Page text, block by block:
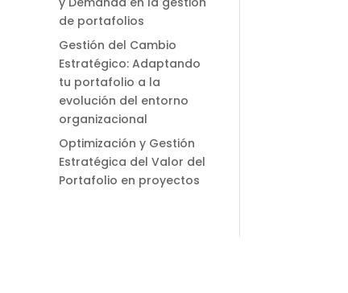
de portafolios
Gestión del Cambio
Estratégico: Adaptando
tu portafolio a la
evolución del entorno
organizacional
Optimización y Gestión
Estratégica del Valor del
Portafolio en proyectos